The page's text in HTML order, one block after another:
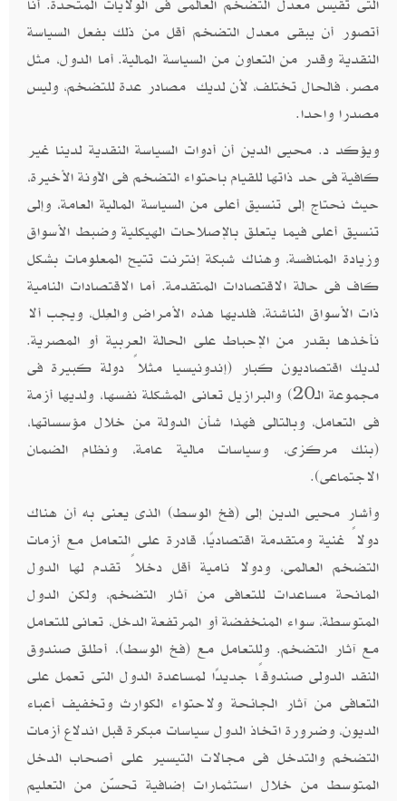
التى تقيس معدل التضخم العالمى فى الولايات المتحدة. أنا
أتصور أن يبقى معدل التضخم أقل من ذلك بفعل السياسة
النقدية وقدر من التعاون من السياسة المالية. أما الدول، مثل
مصر، فالحال تختلف، لأن لديك مصادر عدة للتضخم، وليس
مصدرا واحدا.
ويؤكد د. محيى الدين أن أدوات السياسة النقدية لدينا غير
كافية فى حد ذاتها للقيام باحتواء التضخم فى الآونة الأخيرة،
حيث نحتاج إلى تنسيق أعلى من السياسة المالية العامة، وإلى
تنسيق أعلى فيما يتعلق بالإصلاحات الهيكلية وضبط الأسواق
وزيادة المنافسة، وهناك شبكة إنترنت تتيح المعلومات بشكل
كاف فى حالة الاقتصادات المتقدمة. أما الاقتصادات النامية
ذات الأسواق الناشئة، فلديها هذه الأمراض والعِلل، ويجب ألا
نأخذها بقدر من الإحباط على الحالة العربية أو المصرية.
لديك اقتصاديون كبار (إندونيسيا مثلاً دولة كبيرة فى
مجموعة الـ20) والبرازيل تعانى المشكلة نفسها، ولديها أزمة
فى التعامل، وبالتالى فهذا شأن الدولة من خلال مؤسساتها،
(بنك مركزى، وسياسات مالية عامة، ونظام الضمان
الاجتماعى).
وأشار محيى الدين إلى (فخ الوسط) الذى يعنى به أن هناك
دولاً غنية ومتقدمة اقتصاديًا، قادرة على التعامل مع أزمات
التضخم العالمى، ودولا نامية أقل دخلاً تقدم لها الدول
المانحة مساعدات للتعافى من آثار التضخم، ولكن الدول
المتوسطة، سواء المنخفضة أو المرتفعة الدخل، تعانى للتعامل
مع آثار التضخم. وللتعامل مع (فخ الوسط)، أطلق صندوق
النقد الدولى صندوقًا جديدًا لمساعدة الدول التى تعمل على
التعافى من آثار الجائحة ولاحتواء الكوارث وتخفيف أعباء
الديون، وضرورة اتخاذ الدول سياسات مبكرة قبل اندلاع أزمات
التضخم والتدخل فى مجالات التيسير على أصحاب الدخل
المتوسط من خلال استثمارات إضافية تحسّن من التعليم